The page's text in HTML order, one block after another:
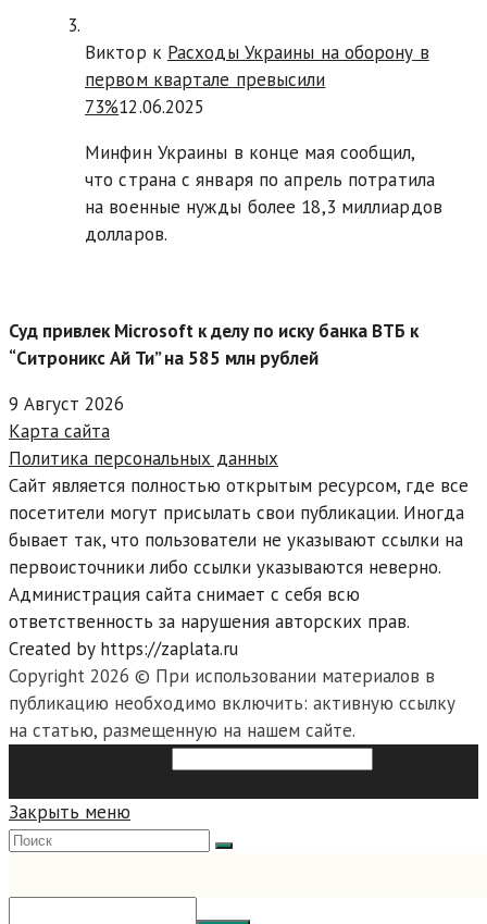
Виктор к Расходы Украины на оборону в
первом квартале превысили
73%12.06.2025
Минфин Украины в конце мая сообщил,
что страна с января по апрель потратила
на военные нужды более 18,3 миллиардов
долларов.
Суд привлек Microsoft к делу по иску банка ВТБ к
“Ситроникс Ай Ти” на 585 млн рублей
9 Август 2026
Карта сайта
Политика персональных данных
Сайт является полностью открытым ресурсом, где все
посетители могут присылать свои публикации. Иногда
бывает так, что пользователи не указывают ссылки на
первоисточники либо ссылки указываются неверно.
Администрация сайта снимает с себя всю
ответственность за нарушения авторских прав.
Created by https://zaplata.ru
Copyright 2026 © При использовании материалов в
публикацию необходимо включить: активную ссылку
на статью, размещенную на нашем сайте.
Закрыть меню